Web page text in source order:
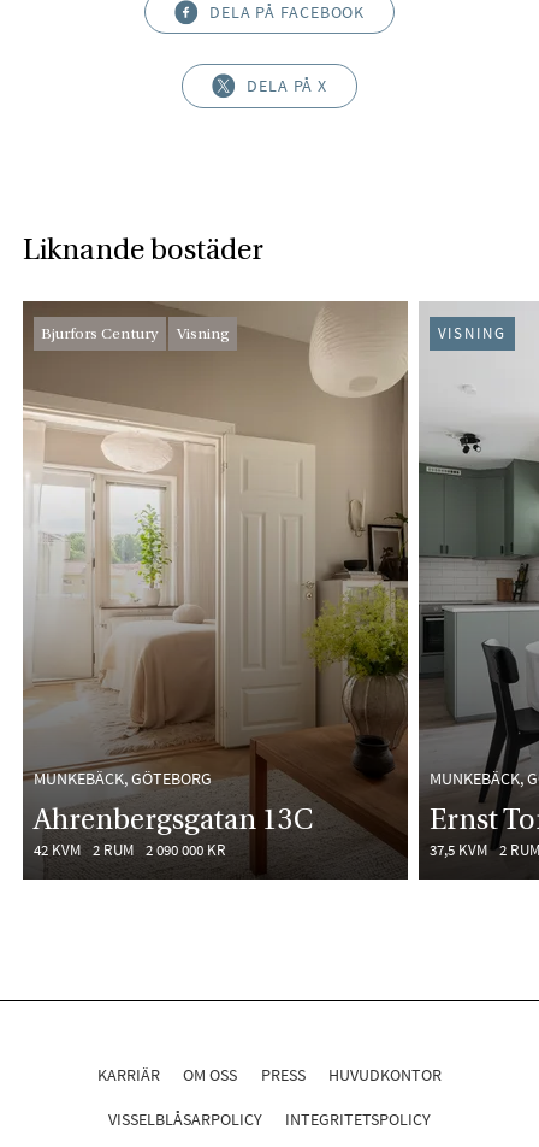
DELA PÅ FACEBOOK
DELA PÅ X
Liknande bostäder
MUNKEBÄCK, GÖTEBORG
Ahrenbergsgatan 13C
42 KVM 2 RUM 2 090 000 KR
Bjurfors Century Visning
MUNKEBÄCK,
Ernst
37,5 KVM 2 RUM
VISNING
KARRIÄR OM OSS PRESS HUVUDKONTOR
VISSELBLÅSARPOLICY INTEGRITETSPOLICY